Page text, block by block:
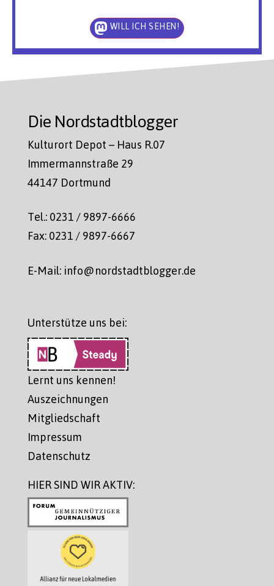
WILL ICH SEHEN!
Die Nordstadtblogger
Kulturort Depot – Haus R.07
Immermannstraße 29
44147 Dortmund
Tel.: 0231 / 9897-6666
Fax: 0231 / 9897-6667
E-Mail: info@nordstadtblogger.de
Unterstütze uns bei:
Lernt uns kennen!
Auszeichnungen
Mitgliedschaft
Impressum
Datenschutz
HIER SIND WIR AKTIV: